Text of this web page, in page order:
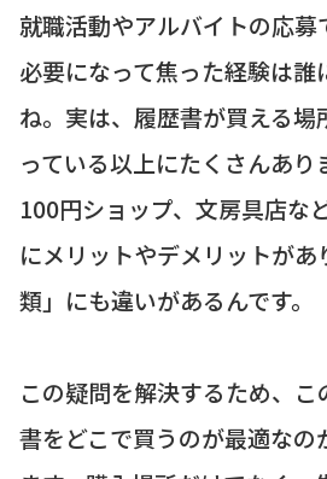
就職活動やアルバイトの応募
必要になって焦った経験は誰
ね。実は、履歴書が買える場
っている以上にたくさんあり
100円ショップ、文房具店な
にメリットやデメリットがあ
類」にも違いがあるんです。
この疑問を解決するため、
書をどこで買うのが最適なの